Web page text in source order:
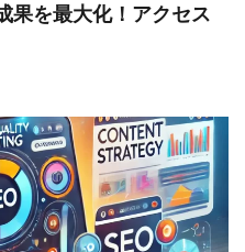
果を最大化！アクセス